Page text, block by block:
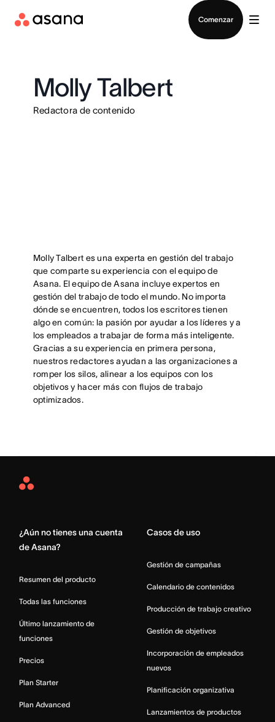
Comenzar
Molly Talbert
Redactora de contenido
Molly Talbert es una experta en gestión del trabajo
que comparte su experiencia con el equipo de
Asana. El equipo de Asana incluye expertos en
gestión del trabajo de todo el mundo. No importa
dónde se encuentren, todos los escritores tienen
algo en común: la pasión por ayudar a los líderes y a
los empleados a trabajar de forma más inteligente.
Gracias a su experiencia en primera persona,
nuestros redactores ayudan a las organizaciones a
romper los silos, alinear a los equipos con los
objetivos y hacer más con flujos de trabajo
optimizados.
Asana
¿Aún no tienes una cuenta
de Asana?
Resumen del producto
Todas las funciones
Último lanzamiento de
funciones
Precios
Plan Starter
Plan Advanced
Casos de uso
Gestión de campañas
Calendario de contenidos
Producción de trabajo creativo
Gestión de objetivos
Incorporación de empleados
nuevos
Planificación organizativa
Lanzamientos de productos